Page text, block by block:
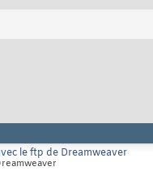
le ftp de Dreamweaver